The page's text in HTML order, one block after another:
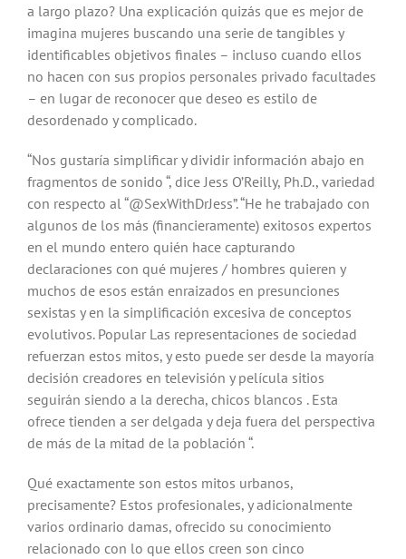
a largo plazo? Una explicación quizás que es mejor de
imagina mujeres buscando una serie de tangibles y
identificables objetivos finales – incluso cuando ellos
no hacen con sus propios personales privado facultades
– en lugar de reconocer que deseo es estilo de
desordenado y complicado.
“Nos gustaría simplificar y dividir información abajo en
fragmentos de sonido “, dice Jess O’Reilly, Ph.D., variedad
con respecto al “@SexWithDrJess”. “He he trabajado con
algunos de los más (financieramente) exitosos expertos
en el mundo entero quién hace capturando
declaraciones con qué mujeres / hombres quieren y
muchos de esos están enraizados en presunciones
sexistas y en la simplificación excesiva de conceptos
evolutivos. Popular Las representaciones de sociedad
refuerzan estos mitos, y esto puede ser desde la mayoría
decisión creadores en televisión y película sitios
seguirán siendo a la derecha, chicos blancos . Esta
ofrece tienden a ser delgada y deja fuera del perspectiva
de más de la mitad de la población “.
Qué exactamente son estos mitos urbanos,
precisamente? Estos profesionales, y adicionalmente
varios ordinario damas, ofrecido su conocimiento
relacionado con lo que ellos creen son cinco